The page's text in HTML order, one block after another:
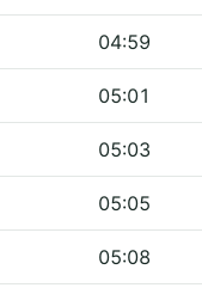
04:59
05:01
05:03
05:05
05:08